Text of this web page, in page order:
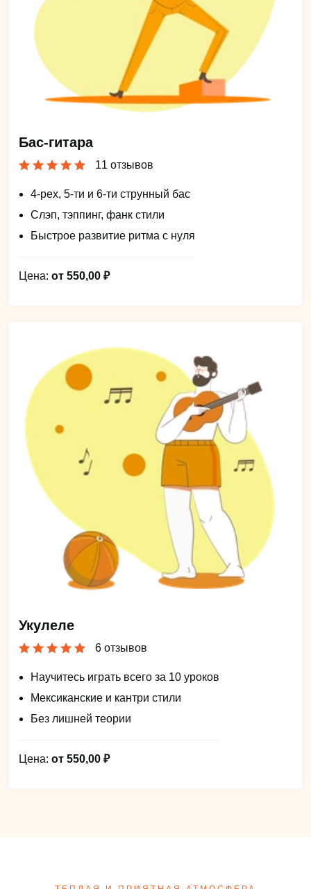
Бас-гитара
11 отзывов
4-рех, 5-ти и 6-ти струнный бас
Слэп, тэппинг, фанк стили
Быстрое развитие ритма с нуля
Цена: от 550,00 ₽
Укулеле
6 отзывов
Научитесь играть всего за 10 уроков
Мексиканские и кантри стили
Без лишней теории
Цена: от 550,00 ₽